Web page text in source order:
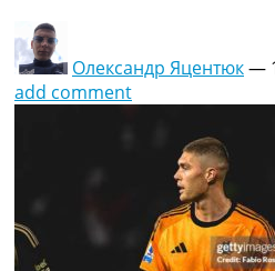
Олександр Яцентюк—
add comment